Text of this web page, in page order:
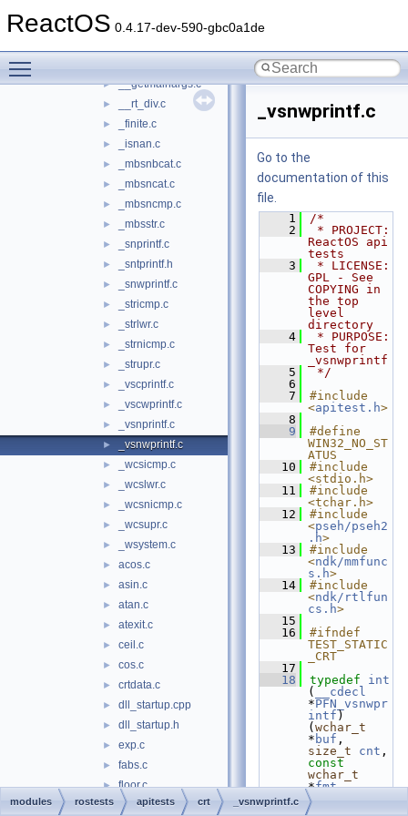
ReactOS 0.4.17-dev-590-gbc0a1de
▼ crt
► __getmainargs.c
► __rt_div.c
► _finite.c
► _isnan.c
► _mbsnbcat.c
► _mbsncat.c
► _mbsncmp.c
► _mbsstr.c
► _snprintf.c
► _sntprintf.h
► _snwprintf.c
► _stricmp.c
► _strlwr.c
► _strnicmp.c
► _strupr.c
► _vscprintf.c
► _vscwprintf.c
► _vsnprintf.c
► _vsnwprintf.c
► _wcsicmp.c
► _wcslwr.c
► _wcsnicmp.c
► _wcsupr.c
► _wsystem.c
► acos.c
► asin.c
► atan.c
► atexit.c
► ceil.c
► cos.c
► crtdata.c
► dll_startup.cpp
► dll_startup.h
► exp.c
► fabs.c
► floor.c
► fpcontrol.c
_vsnwprintf.c
Go to the
documentation of this
file.
    1
/*
    2
* PROJECT:
ReactOS api
tests
    3
* LICENSE:
GPL - See
COPYING in
the top
level
directory
    4
* PURPOSE:
Test for
_vsnwprintf
    5
*/
    6
    7
#include
<apitest.h>
    8
    9
#define
WIN32_NO_ST
ATUS
   10
#include
<stdio.h>
   11
#include
<tchar.h>
   12
#include
<pseh/pseh2
.h>
   13
#include
<ndk/mmfunc
s.h>
   14
#include
<ndk/rtlfun
cs.h>
   15
   16
#ifndef
TEST_STATIC
_CRT
   17
   18
typedef
int
(
__cdecl
*PFN_vsnwpr
intf )
( wchar_t
* buf
size_t
cnt
const
wchar_t
*fmt ,
va_list
args
modules rostests apitests crt _vsnwprintf.c